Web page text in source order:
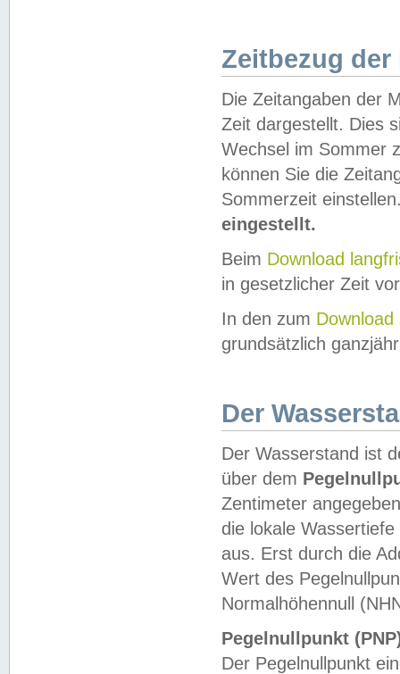
Zeitbezug der
Die Zeitangaben der
Zeit dargestellt. Dies
Wechsel im Sommer
können Sie die
Sommerzeit
eingestellt.
Beim Download
in gesetzlicher Zeit
In den zum Download
grundsätzlich
Der
Der Wasserstand ist
über dem
Zentimeter
die lokale
aus. Erst durch die
Wert des
Normalhöhennull
Pegelnullpunkt
Der Pegelnullpunkt